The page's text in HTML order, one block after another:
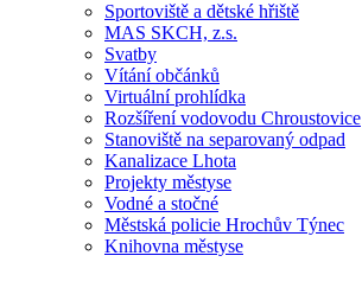
Sportoviště a dětské hřiště
MAS SKCH, z.s.
Svatby
Vítání občánků
Virtuální prohlídka
Rozšíření vodovodu Chroustovice
Stanoviště na separovaný odpad
Kanalizace Lhota
Projekty městyse
Vodné a stočné
Městská policie Hrochův Týnec
Knihovna městyse